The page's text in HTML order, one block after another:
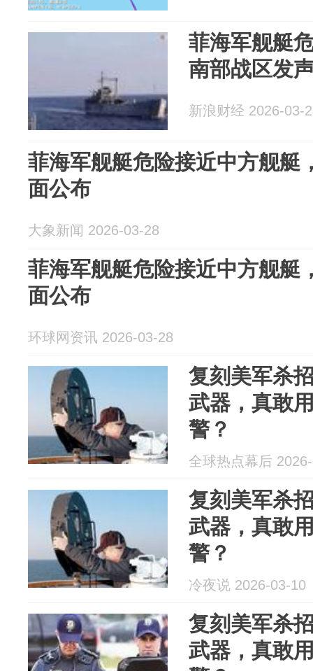
菲海军舰艇
南部战区发
新浪财经 2026-03-
菲海军舰艇危险接近中方舰艇
面公布
大象新闻 2026-03-28
菲海军舰艇危险接近中方舰艇
面公布
环球网资讯 2026-03-28
复刻美军杀
武器，真敢
警？
全球热点幕后
复刻美军杀
武器，真敢
警？
冷夜说 2026-03-10
复刻美军杀
武器，真敢